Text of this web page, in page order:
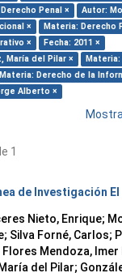
Penal ×
Autor:
×
Materia: Derecho
×
Fecha: 2011 ×
María del Pilar ×
Materia:
Materia: Derecho de la
Alberto ×
1
de Investigación
Nieto, Enrique;
; Silva Forné, Carlos;
Flores Mendoza, Imer
del Pilar;